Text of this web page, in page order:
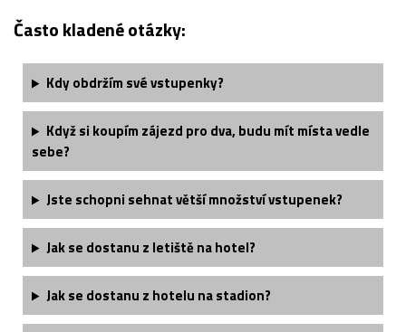
Často kladené otázky:
Kdy obdržím své vstupenky?
Když si koupím zájezd pro dva, budu mít místa vedle
sebe?
Jste schopni sehnat větší množství vstupenek?
Jak se dostanu z letiště na hotel?
Jak se dostanu z hotelu na stadion?